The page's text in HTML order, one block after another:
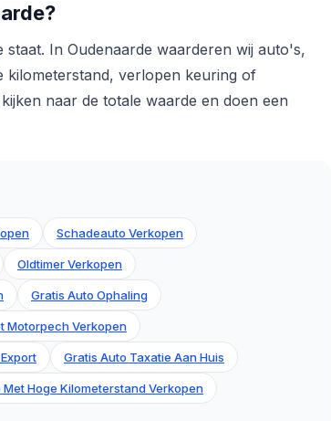
In Oudenaarde waarderen wij auto's,
verlopen keuring of
naar de totale waarde en doen een
Schadeauto Verkopen
Oldtimer Verkopen
Gratis Auto Ophaling
Motorpech Verkopen
Gratis Auto Taxatie Aan Huis
Met Hoge Kilometerstand Verkopen